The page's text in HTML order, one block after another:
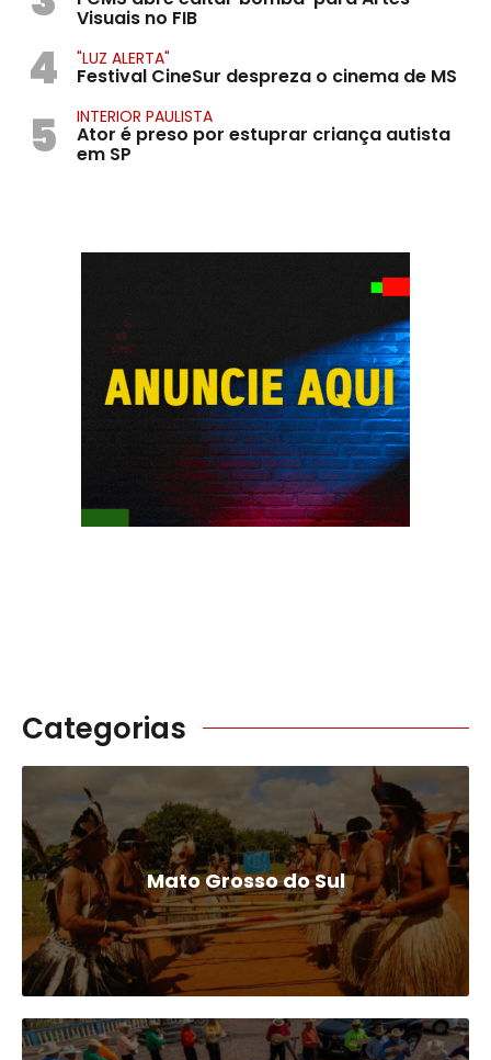
Visuais no FIB
4 "LUZ ALERTA"
Festival CineSur despreza o cinema de MS
5 INTERIOR PAULISTA
Ator é preso por estuprar criança autista
em SP
Categorias
Mato Grosso do Sul